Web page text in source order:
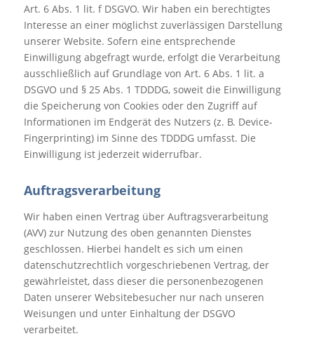
Art. 6 Abs. 1 lit. f DSGVO. Wir haben ein berechtigtes
Interesse an einer möglichst zuverlässigen Darstellung
unserer Website. Sofern eine entsprechende
Einwilligung abgefragt wurde, erfolgt die Verarbeitung
ausschließlich auf Grundlage von Art. 6 Abs. 1 lit. a
DSGVO und § 25 Abs. 1 TDDDG, soweit die Einwilligung
die Speicherung von Cookies oder den Zugriff auf
Informationen im Endgerät des Nutzers (z. B. Device-
Fingerprinting) im Sinne des TDDDG umfasst. Die
Einwilligung ist jederzeit widerrufbar.
Auftragsverarbeitung
Wir haben einen Vertrag über Auftragsverarbeitung
(AVV) zur Nutzung des oben genannten Dienstes
geschlossen. Hierbei handelt es sich um einen
datenschutzrechtlich vorgeschriebenen Vertrag, der
gewährleistet, dass dieser die personenbezogenen
Daten unserer Websitebesucher nur nach unseren
Weisungen und unter Einhaltung der DSGVO
verarbeitet.